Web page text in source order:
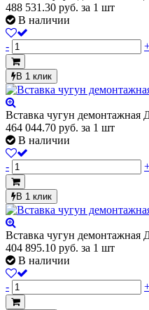
488 531.30 руб. за 1 шт
В наличии
-
В 1 клик
Вставка чугун демонтажная
464 044.70 руб. за 1 шт
В наличии
-
В 1 клик
Вставка чугун демонтажная
404 895.10 руб. за 1 шт
В наличии
-